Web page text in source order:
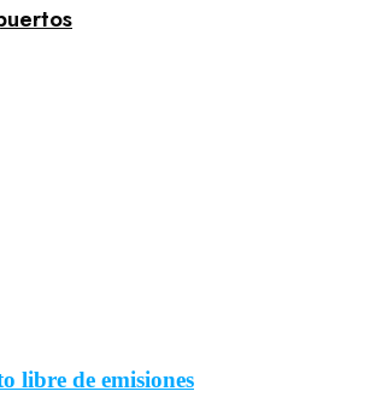
libre de emisiones